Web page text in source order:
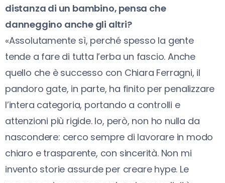
distanza di un bambino, pensa che
danneggino anche gli altri?
«Assolutamente sì, perché spesso la gente
tende a fare di tutta l’erba un fascio. Anche
quello che è successo con Chiara Ferragni, il
pandoro gate, in parte, ha finito per penalizzare
l’intera categoria, portando a controlli e
attenzioni più rigide. Io, però, non ho nulla da
nascondere: cerco sempre di lavorare in modo
chiaro e trasparente, con sincerità. Non mi
invento storie assurde per creare hype. Le